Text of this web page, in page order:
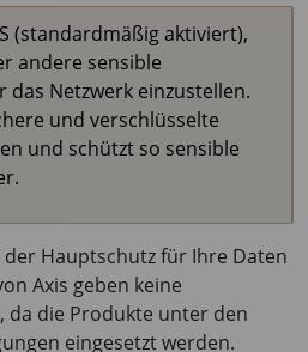
(standardmäßig aktiviert),
andere sensible
Netzwerk einzustellen.
und verschlüsselte
und schützt so sensible
Hauptschutz für Ihre Daten
Axis geben keine
die Produkte unter den
eingesetzt werden.